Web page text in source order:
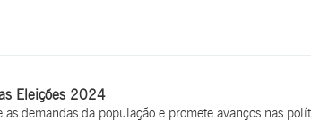
Eleições 2024
demandas da população e promete avanços nas